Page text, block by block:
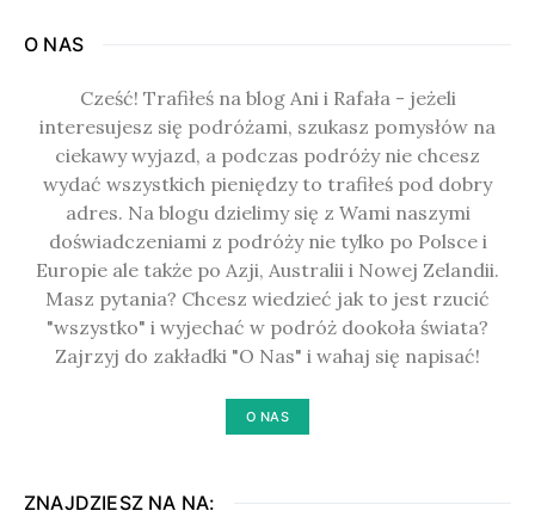
O NAS
Cześć! Trafiłeś na blog Ani i Rafała - jeżeli
interesujesz się podróżami, szukasz pomysłów na
ciekawy wyjazd, a podczas podróży nie chcesz
wydać wszystkich pieniędzy to trafiłeś pod dobry
adres. Na blogu dzielimy się z Wami naszymi
doświadczeniami z podróży nie tylko po Polsce i
Europie ale także po Azji, Australii i Nowej Zelandii.
Masz pytania? Chcesz wiedzieć jak to jest rzucić
"wszystko" i wyjechać w podróż dookoła świata?
Zajrzyj do zakładki "O Nas" i wahaj się napisać!
O NAS
ZNAJDZIESZ NA NA: